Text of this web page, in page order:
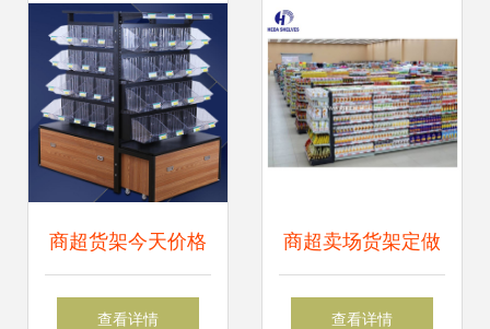
商超货架今天价格
行情查询-尺寸式样
查看详情
商超卖场货架定做
查看详情